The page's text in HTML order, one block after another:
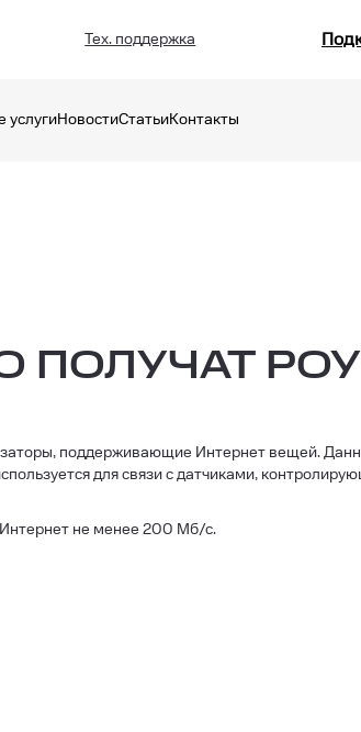
Тех. поддержка
услугиНовостиСтатьиКонтакты
ПОЛУЧАТ
поддерживающие Интернет вещей.
для связи с датчиками,
не менее 200 Мб/с.